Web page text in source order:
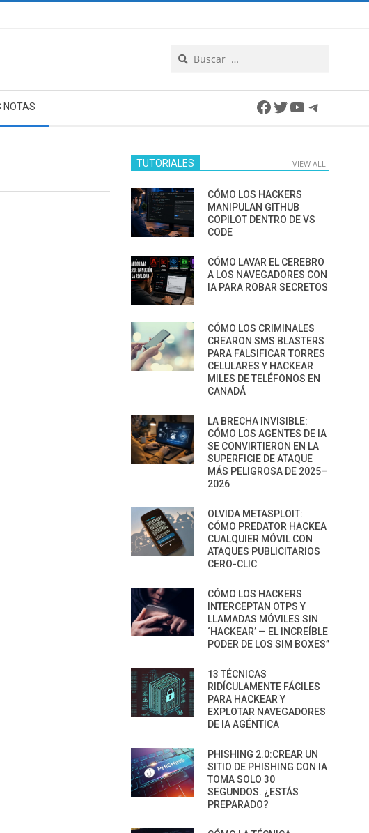
NOTAS Facebook
Twitter
YouTube
TUTORIALES VIEW ALL
CÓMO LOS HACKERS
MANIPULAN GITHUB
COPILOT DENTRO DE VS
CODE
CÓMO LAVAR EL CEREBRO
A LOS NAVEGADORES CON
IA PARA ROBAR SECRETOS
CÓMO LOS CRIMINALES
CREARON SMS BLASTERS
PARA FALSIFICAR TORRES
CELULARES Y HACKEAR
MILES DE TELÉFONOS EN
CANADÁ
LA BRECHA INVISIBLE:
CÓMO LOS AGENTES DE IA
SE CONVIRTIERON EN LA
SUPERFICIE DE ATAQUE
MÁS PELIGROSA DE 2025–
2026
OLVIDA METASPLOIT:
CÓMO PREDATOR HACKEA
CUALQUIER MÓVIL CON
ATAQUES PUBLICITARIOS
CERO-CLIC
CÓMO LOS HACKERS
INTERCEPTAN OTPS Y
LLAMADAS MÓVILES SIN
‘HACKEAR’ — EL INCREÍBLE
PODER DE LOS SIM BOXES”
13 TÉCNICAS
RIDÍCULAMENTE FÁCILES
PARA HACKEAR Y
EXPLOTAR NAVEGADORES
DE IA AGÉNTICA
PHISHING 2.0:CREAR UN
SITIO DE PHISHING CON IA
TOMA SOLO 30
SEGUNDOS. ¿ESTÁS
PREPARADO?